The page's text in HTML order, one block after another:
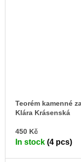
Teorém kamenné
Klára Krásenská
450 Kč
In stock (4 pcs)